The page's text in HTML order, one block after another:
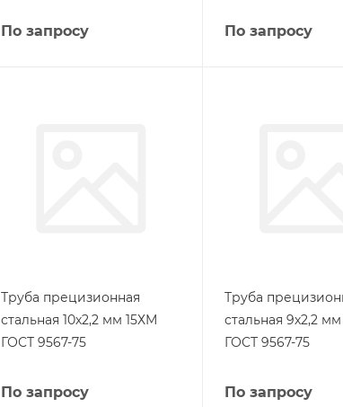
По запросу По запросу
Труба прецизионная
стальная 10х2,2 мм 15ХМ
ГОСТ 9567-75
По запросу
Труба
стальная 9х2,2
ГОСТ 9567-75
По запросу